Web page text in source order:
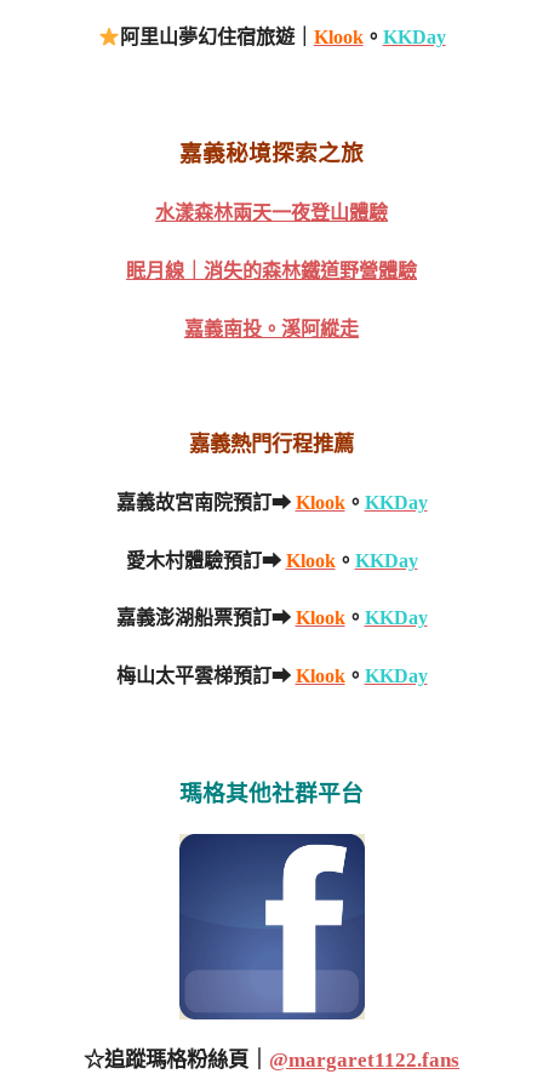
阿里山夢幻住宿旅遊｜ Klook。 KKDay
嘉義秘境探索之旅
水漾森林兩天一夜登山體驗
眠月線｜消失的森林鐵道野營體驗
嘉義南投。溪阿縱走
嘉義熱門行程推薦
嘉義故宮南院預訂➡ Klook。 KKDay
愛木村體驗預訂➡ Klook。 KKDay
嘉義澎湖船票預訂➡ Klook。 KKDay
梅山太平雲梯預訂➡ Klook。 KKDay
瑪格其他社群平台
☆追蹤瑪格粉絲頁｜ @margaret1122.fans